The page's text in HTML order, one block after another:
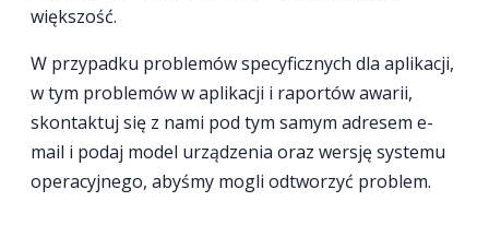
większość.
W przypadku problemów specyficznych dla aplikacji,
w tym problemów w aplikacji i raportów awarii,
skontaktuj się z nami pod tym samym adresem e-
mail i podaj model urządzenia oraz wersję systemu
operacyjnego, abyśmy mogli odtworzyć problem.